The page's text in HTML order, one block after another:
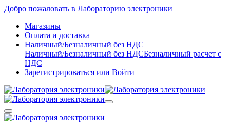
Добро пожаловать в Лабораторию электроники
Магазины
Оплата и доставка
Наличный/Безналичный без НДС
Наличный/Безналичный без НДСБезналичный расчет с
НДС
Зарегистрироваться или Войти